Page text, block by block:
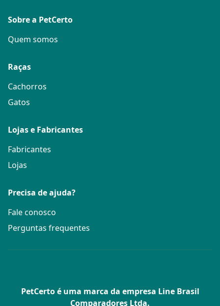
Sobre a PetCerto
Quem somos
Raças
Cachorros
Gatos
Lojas e Fabricantes
Fabricantes
Lojas
Precisa de ajuda?
Fale conosco
Perguntas frequentes
PetCerto é uma marca da empresa Line Brasil
Comparadores Ltda.